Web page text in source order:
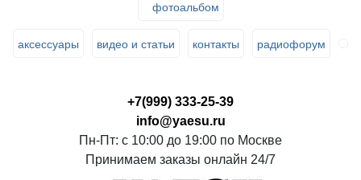
фотоальбом
аксессуары видео и статьи контакты радиофорум
+7(999) 333-25-39
info@yaesu.ru
Пн-Пт: с 10:00 до 19:00 по Москве
Принимаем заказы онлайн 24/7